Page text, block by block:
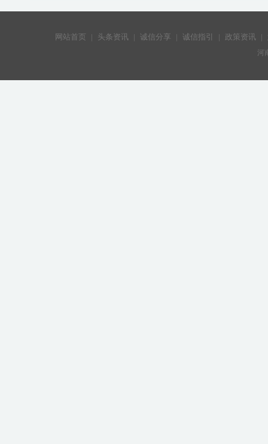
网站首页 | 头条资讯 | 诚信分享 | 诚信指引 | 政策资讯 |
河